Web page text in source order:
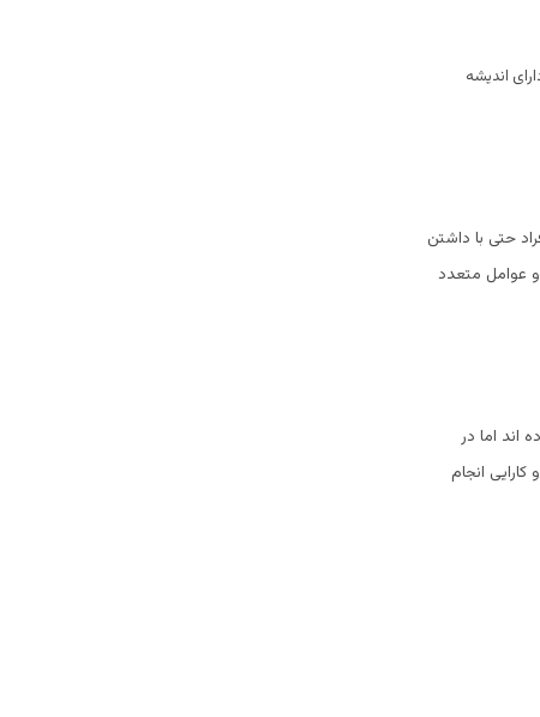
اندیشه
حتی با داشتن
و عوامل متعدد
اند اما در
انجام